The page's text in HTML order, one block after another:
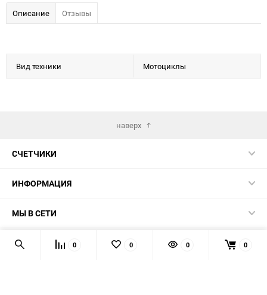
Описание Отзывы
Вид техники Мотоциклы
наверх
СЧЕТЧИКИ
ИНФОРМАЦИЯ
МЫ В СЕТИ
КОНТАКТЫ 0 0 0 0